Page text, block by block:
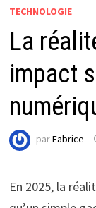
TECHNOLOGIE
La
impact
parFabrice
En 2025, la